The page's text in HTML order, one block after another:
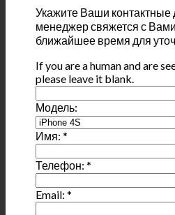
Укажите Ваши
менеджер свяжется с
ближайшее время для
If you are a human and are
please leave it blank.
Модель:
Имя:*
Телефон:*
Email:*